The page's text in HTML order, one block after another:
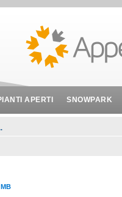
APERTI SNOWPARK
MB